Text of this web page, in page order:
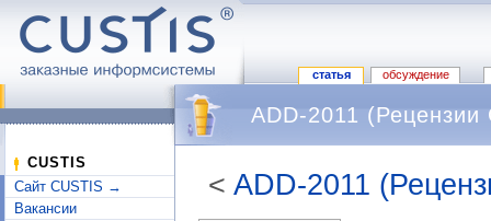
статья обсуждение
CUSTIS
Сайт CUSTIS →
Вакансии
ADD-2011
< ADD-2011